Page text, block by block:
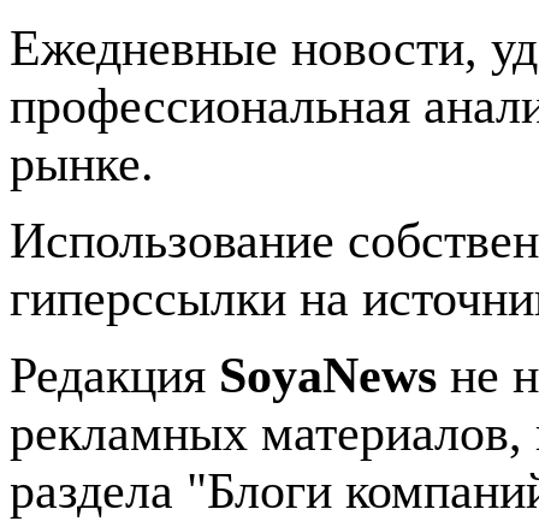
Ежедневные новости,
профессиональная
рынке.
Использование
гиперссылки на
Редакция SoyaNews не
рекламных
раздела "Блоги